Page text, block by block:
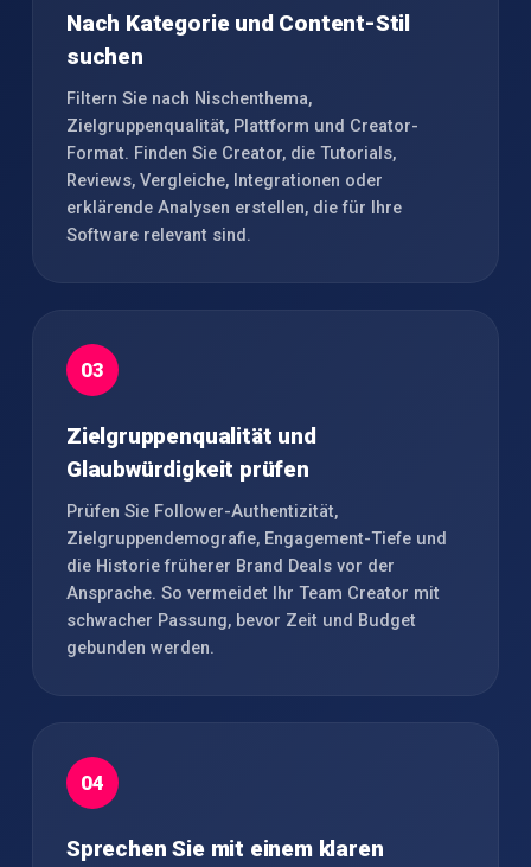
Nach Kategorie und Content-Stil
suchen
Filtern Sie nach Nischenthema,
Zielgruppenqualität, Plattform und Creator-
Format. Finden Sie Creator, die Tutorials,
Reviews, Vergleiche, Integrationen oder
erklärende Analysen erstellen, die für Ihre
Software relevant sind.
03
Zielgruppenqualität und
Glaubwürdigkeit prüfen
Prüfen Sie Follower-Authentizität,
Zielgruppendemografie, Engagement-Tiefe und
die Historie früherer Brand Deals vor der
Ansprache. So vermeidet Ihr Team Creator mit
schwacher Passung, bevor Zeit und Budget
gebunden werden.
04
Sprechen Sie mit einem klaren